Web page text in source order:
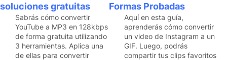
soluciones gratuitas
Sabrás cómo convertir
YouTube a MP3 en 128kbps
de forma gratuita utilizando
3 herramientas. Aplica una
de ellas para convertir
Formas Probadas
Aquí en esta guía,
aprenderás cómo convertir
un video de Instagram a un
GIF. Luego, podrás
compartir tus clips favoritos